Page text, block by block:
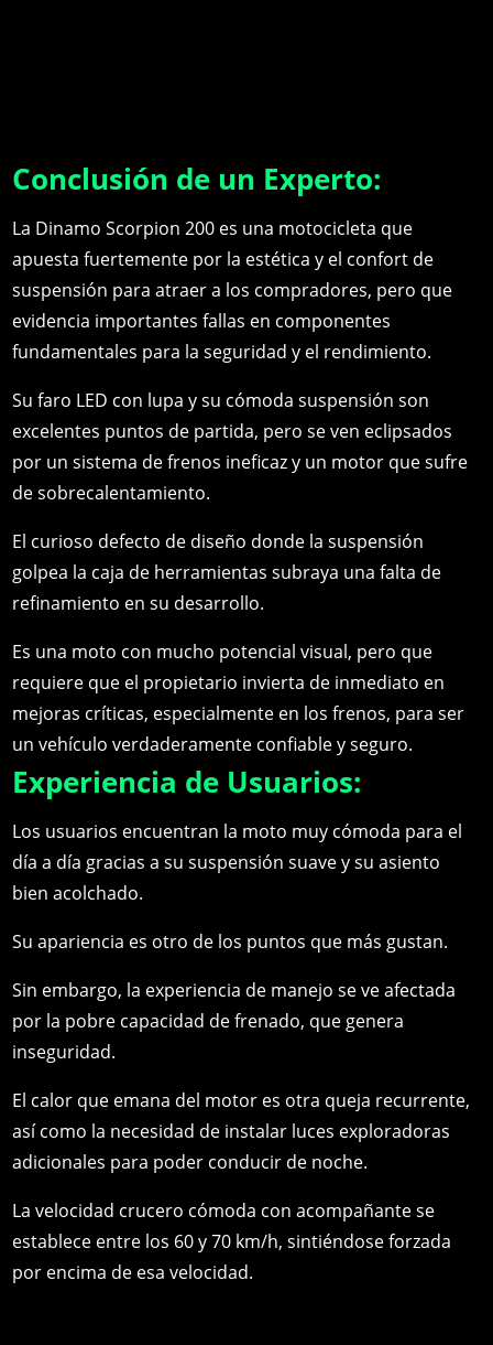
Conclusión de un Experto:
La Dinamo Scorpion 200 es una motocicleta que
apuesta fuertemente por la estética y el confort de
suspensión para atraer a los compradores, pero que
evidencia importantes fallas en componentes
fundamentales para la seguridad y el rendimiento.
Su faro LED con lupa y su cómoda suspensión son
excelentes puntos de partida, pero se ven eclipsados
por un sistema de frenos ineficaz y un motor que sufre
de sobrecalentamiento.
El curioso defecto de diseño donde la suspensión
golpea la caja de herramientas subraya una falta de
refinamiento en su desarrollo.
Es una moto con mucho potencial visual, pero que
requiere que el propietario invierta de inmediato en
mejoras críticas, especialmente en los frenos, para ser
un vehículo verdaderamente confiable y seguro.
Experiencia de Usuarios:
Los usuarios encuentran la moto muy cómoda para el
día a día gracias a su suspensión suave y su asiento
bien acolchado.
Su apariencia es otro de los puntos que más gustan.
Sin embargo, la experiencia de manejo se ve afectada
por la pobre capacidad de frenado, que genera
inseguridad.
El calor que emana del motor es otra queja recurrente,
así como la necesidad de instalar luces exploradoras
adicionales para poder conducir de noche.
La velocidad crucero cómoda con acompañante se
establece entre los 60 y 70 km/h, sintiéndose forzada
por encima de esa velocidad.